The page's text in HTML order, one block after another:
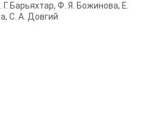
Г. Барьяхтар, Ф. Я. Божинова, Е.
С. А. Довгий